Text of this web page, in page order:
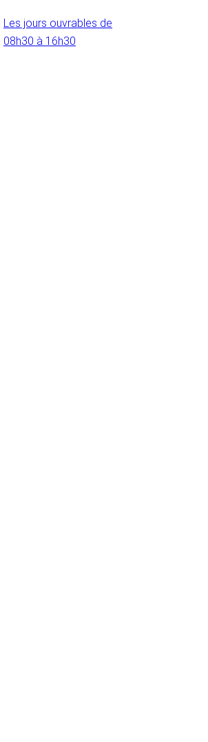
Les jours ouvrables de
08h30 à 16h30